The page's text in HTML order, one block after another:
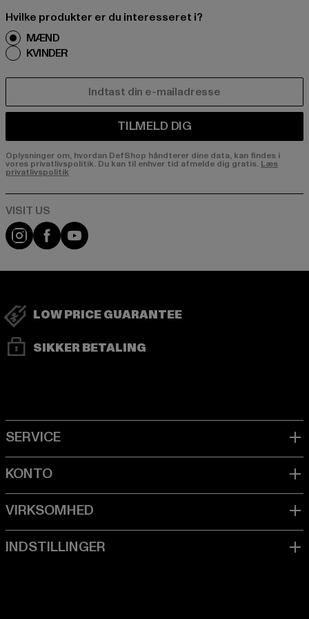
Hvilke produkter er du interesseret i?
MÆND
KVINDER
TILMELD DIG
Oplysninger om, hvordan DefShop håndterer dine data, kan findes i
vores privatlivspolitik. Du kan til enhver tid afmelde dig gratis. Læs
privatlivspolitik
Visit our Instagram page:
Visit our Facebook page:
Visit our YouTube channel:
LOW PRICE GUARANTEE
SIKKER BETALING